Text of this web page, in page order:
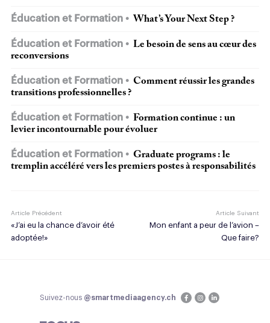
Éducation et Formation What’s Your Next Step ?
Éducation et Formation
Le besoin de sens au cœur des
reconversions
Éducation et Formation
Comment réussir les grandes
transitions professionnelles ?
Éducation et Formation
Formation continue : un
levier incontournable pour évoluer
Éducation et Formation
Graduate programs : le
tremplin accéléré vers les premiers postes à responsabilités
Article Précédent
«J’ai eu la chance d’avoir été
adoptée!»
Article Suivant
Mon enfant a peur de l’avion –
Que faire?
Suivez-nous @smartmediaagency.ch